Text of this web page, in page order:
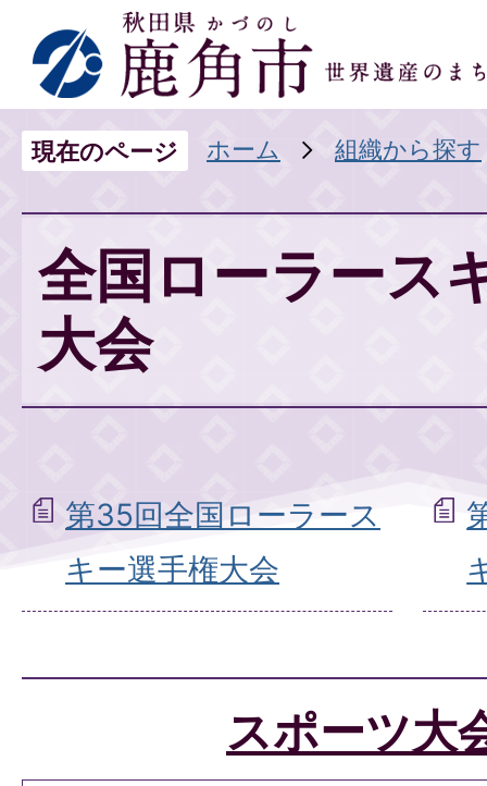
現在のページ ホーム 組織から探す
全国ローラース
大会
第35回全国ローラース
キー選手権大会
スポーツ大